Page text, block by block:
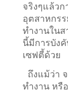
จริงๆแล้วก
อุตสาหกรร
ทำงานใน
นี้มีการบังคั
เซฟตี้ด้วย
ถึงแม้ว่า
ทำงาน หรื